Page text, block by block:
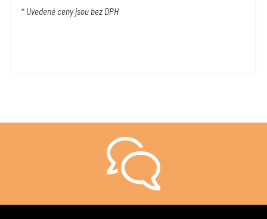
* Uvedené ceny jsou bez DPH